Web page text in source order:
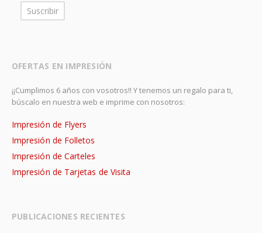
OFERTAS EN IMPRESIÓN
¡¡Cumplimos 6 años con vosotros!! Y tenemos un regalo para ti,
búscalo en nuestra web e imprime con nosotros:
Impresión de Flyers
Impresión de Folletos
Impresión de Carteles
Impresión de Tarjetas de Visita
PUBLICACIONES RECIENTES